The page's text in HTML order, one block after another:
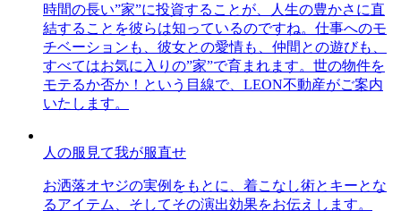
時間の長い”家”に投資することが、人生の豊かさに直
結することを彼らは知っているのですね。仕事へのモ
チベーションも、彼女との愛情も、仲間との遊びも、
すべてはお気に入りの”家”で育まれます。世の物件を
モテるか否か！という目線で、LEON不動産がご案内
いたします。
人の服見て我が服直せ
お洒落オヤジの実例をもとに、着こなし術とキーとな
るアイテム、そしてその演出効果をお伝えします。